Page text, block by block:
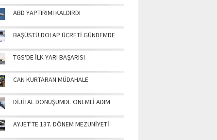
ABD YAPTIRIMI KALDIRDI
BAŞÜSTÜ DOLAP ÜCRETİ GÜNDEMDE
TGS'DE İLK YARI BAŞARISI
CAN KURTARAN MÜDAHALE
DİJİTAL DÖNÜŞÜMDE ÖNEMLİ ADIM
AYJET'TE 137. DÖNEM MEZUNİYETİ